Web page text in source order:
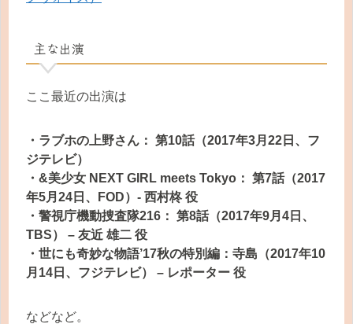
主な出演
ここ最近の出演は
・ラブホの上野さん： 第10話（2017年3月22日、フ
ジテレビ）
・&美少女 NEXT GIRL meets Tokyo： 第7話（2017
年5月24日、FOD）- 西村柊 役
・警視庁機動捜査隊216： 第8話（2017年9月4日、
TBS） – 友近 雄二 役
・世にも奇妙な物語’17秋の特別編：寺島（2017年10
月14日、フジテレビ） – レポーター 役
などなど。